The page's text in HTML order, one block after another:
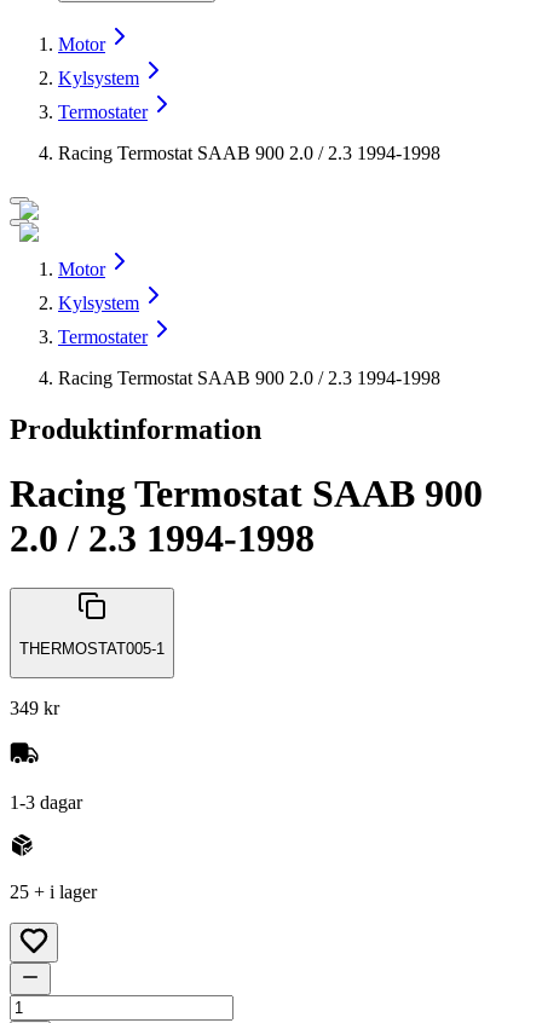
Motor
Kylsystem
Termostater
Racing Termostat SAAB 900 2.0 / 2.3 1994-1998
Motor
Kylsystem
Termostater
Racing Termostat SAAB 900 2.0 / 2.3 1994-1998
Produktinformation
Racing Termostat SAAB 900
2.0 / 2.3 1994-1998
THERMOSTAT005-1
349 kr
1-3 dagar
25 + i lager